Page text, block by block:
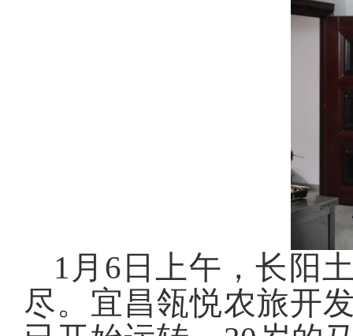
1月6日上午，长阳
尽。宜昌瓴悦农旅开